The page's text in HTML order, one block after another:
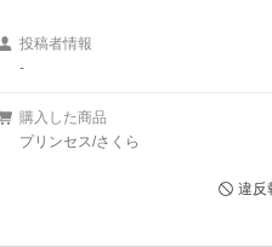
投稿者情報
-
購入した商品
プリンセス/さくら
違反